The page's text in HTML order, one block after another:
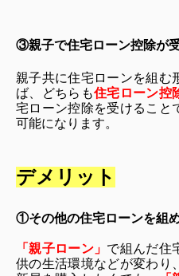
③親子で住宅ローン控除が
親子共に住宅ローンを組む
ば、どちらも住宅ローン控
宅ローン控除を受けること
可能になりま す。
デメリット
①その他の住宅ローンを組
「親子ローン」 で組んだ住
供の生活環境などが変わり